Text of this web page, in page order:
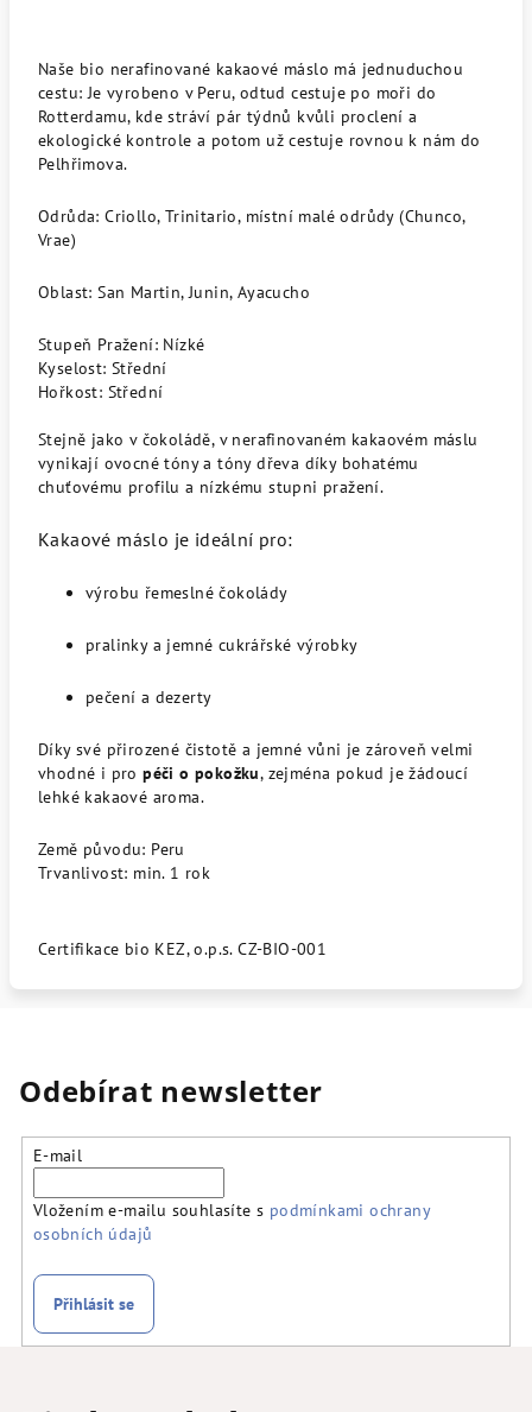
Naše bio nerafinované kakaové máslo má jednuduchou
cestu: Je vyrobeno v Peru, odtud cestuje po moři do
Rotterdamu, kde stráví pár týdnů kvůli proclení a
ekologické kontrole a potom už cestuje rovnou k nám do
Pelhřimova.
Odrůda: Criollo, Trinitario, místní malé odrůdy (Chunco,
Vrae)
Oblast: San Martin, Junin, Ayacucho
Stupeň Pražení: Nízké
Kyselost: Střední
Hořkost: Střední
Stejně jako v čokoládě, v nerafinovaném kakaovém máslu
vynikají ovocné tóny a tóny dřeva díky bohatému
chuťovému profilu a nízkému stupni pražení.
Kakaové máslo je ideální pro:
výrobu řemeslné čokolády
pralinky a jemné cukrářské výrobky
pečení a dezerty
Díky své přirozené čistotě a jemné vůni je zároveň velmi
vhodné i pro péči o pokožku, zejména pokud je žádoucí
lehké kakaové aroma.
Země původu: Peru
Trvanlivost: min. 1 rok
Certifikace bio KEZ, o.p.s. CZ-BIO-001
Odebírat newsletter
E-mail
Vložením e-mailu souhlasíte s podmínkami ochrany
osobních údajů
Přihlásit se